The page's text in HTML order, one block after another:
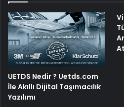
UETDS Nedir ? Uetds.com
İle Akıllı Dijital Taşımacılık
Yazılımı